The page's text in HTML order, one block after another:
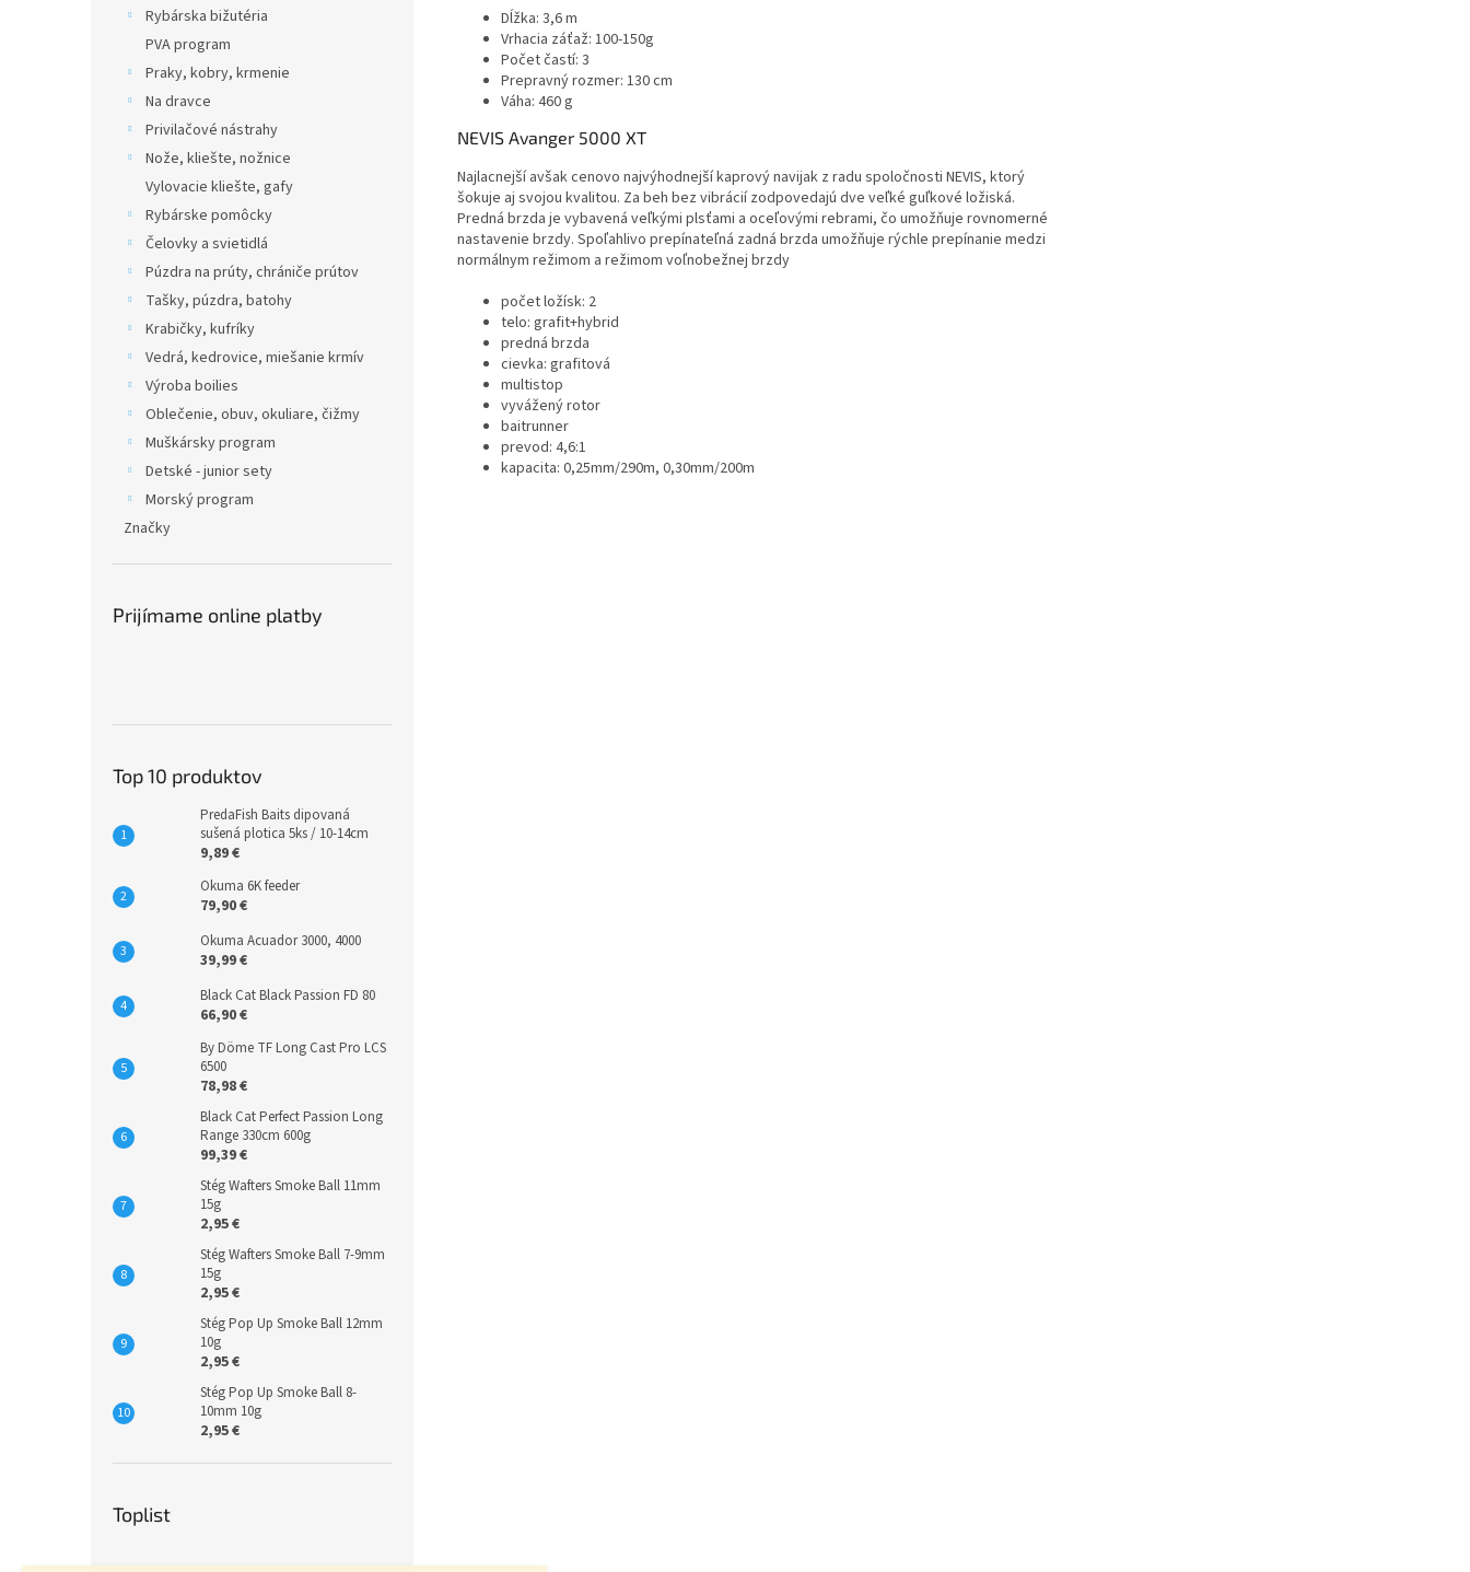
Rybárska bižutéria
PVA program
Praky, kobry, krmenie
Na dravce
Privilačové nástrahy
Nože, kliešte, nožnice
Vylovacie kliešte, gafy
Rybárske pomôcky
Čelovky a svietidlá
Púzdra na prúty, chrániče prútov
Tašky, púzdra, batohy
Krabičky, kufríky
Vedrá, kedrovice, miešanie krmív
Výroba boilies
Oblečenie, obuv, okuliare, čižmy
Muškársky program
Detské - junior sety
Morský program
Značky
Prijímame online platby
Top 10 produktov
PredaFish Baits dipovaná
sušená plotica 5ks / 10-14cm
9,89 €
Okuma 6K feeder
79,90 €
Okuma Acuador 3000, 4000
39,99 €
Black Cat Black Passion FD 80
66,90 €
By Döme TF Long Cast Pro LCS
6500
78,98 €
Black Cat Perfect Passion Long
Range 330cm 600g
99,39 €
Stég Wafters Smoke Ball 11mm
15g
2,95 €
Stég Wafters Smoke Ball 7-9mm
15g
2,95 €
Stég Pop Up Smoke Ball 12mm
10g
2,95 €
Stég Pop Up Smoke Ball 8-
10mm 10g
2,95 €
Toplist
Dĺžka: 3,6 m
Vrhacia záťaž: 100-150g
Počet častí: 3
Prepravný rozmer: 130 cm
Váha: 460 g
NEVIS Avanger 5000 XT
Najlacnejší avšak cenovo najvýhodnejší kaprový navijak z radu spoločnosti NEVIS, ktorý
šokuje aj svojou kvalitou. Za beh bez vibrácií zodpovedajú dve veľké guľkové ložiská.
Predná brzda je vybavená veľkými plsťami a oceľovými rebrami, čo umožňuje rovnomerné
nastavenie brzdy. Spoľahlivo prepínateľná zadná brzda umožňuje rýchle prepínanie medzi
normálnym režimom a režimom voľnobežnej brzdy
počet ložísk: 2
telo: grafit+hybrid
predná brzda
cievka: grafitová
multistop
vyvážený rotor
baitrunner
prevod: 4,6:1
kapacita: 0,25mm/290m, 0,30mm/200m